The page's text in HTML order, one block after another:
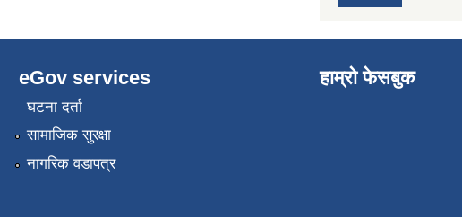
eGov services
घटना दर्ता
सामाजिक सुरक्षा
नागरिक वडापत्र
हाम्रो फेसबुक